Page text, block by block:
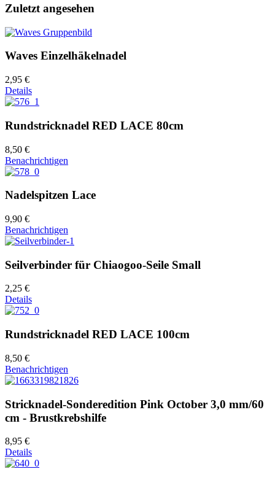
Zuletzt angesehen
Waves Einzelhäkelnadel
2,95 €
Details
Rundstricknadel RED LACE 80cm
8,50 €
Benachrichtigen
Nadelspitzen Lace
9,90 €
Benachrichtigen
Seilverbinder für Chiaogoo-Seile Small
2,25 €
Details
Rundstricknadel RED LACE 100cm
8,50 €
Benachrichtigen
Stricknadel-Sonderedition Pink October 3,0 mm/60
cm - Brustkrebshilfe
8,95 €
Details